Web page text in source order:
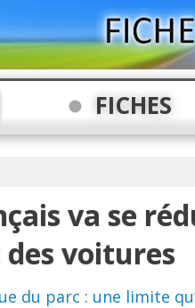
FICHES
va se
voitures
du parc : une limite